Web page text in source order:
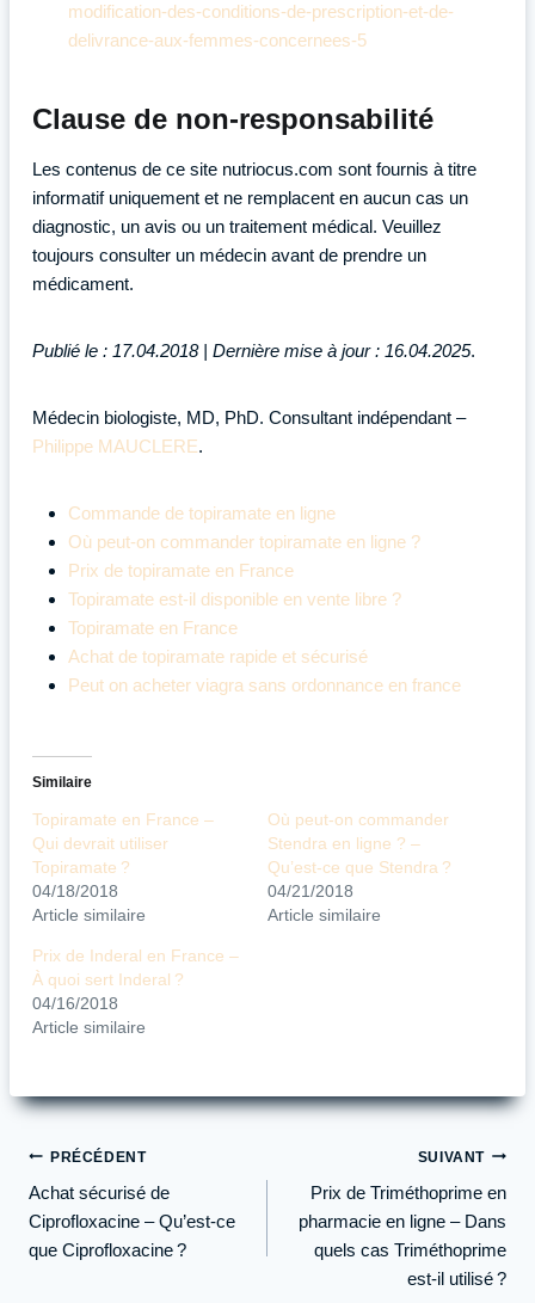
modification-des-conditions-de-prescription-et-de-
delivrance-aux-femmes-concernees-5
Clause de non-responsabilité
Les contenus de ce site nutriocus.com sont fournis à titre
informatif uniquement et ne remplacent en aucun cas un
diagnostic, un avis ou un traitement médical. Veuillez
toujours consulter un médecin avant de prendre un
médicament.
Publié le : 17.04.2018 | Dernière mise à jour : 16.04.2025.
Médecin biologiste, MD, PhD. Consultant indépendant –
Philippe MAUCLERE.
Commande de topiramate en ligne
Où peut-on commander topiramate en ligne ?
Prix de topiramate en France
Topiramate est-il disponible en vente libre ?
Topiramate en France
Achat de topiramate rapide et sécurisé
Peut on acheter viagra sans ordonnance en france
Similaire
Topiramate en France –
Qui devrait utiliser
Topiramate ?
04/18/2018
Article similaire
Où peut-on commander
Stendra en ligne ? –
Qu’est-ce que Stendra ?
04/21/2018
Article similaire
Prix de Inderal en France –
À quoi sert Inderal ?
04/16/2018
Article similaire
Navigation
de
l’article
PRÉCÉDENT
Achat sécurisé de
Ciprofloxacine – Qu’est-ce
que Ciprofloxacine ?
SUIVANT
Prix de Triméthoprime en
pharmacie en ligne – Dans
quels cas Triméthoprime
est-il utilisé ?